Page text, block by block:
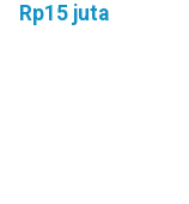
Rp15 juta